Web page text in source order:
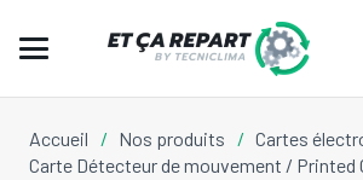
Accueil / Nos produits / Cartes
Carte Détecteur de mouvement / Printed